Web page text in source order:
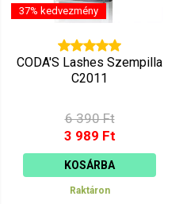
37% kedvezmény
CODA'S Lashes Szempilla
C2011
6 390 Ft
3 989 Ft
KOSÁRBA
Raktáron